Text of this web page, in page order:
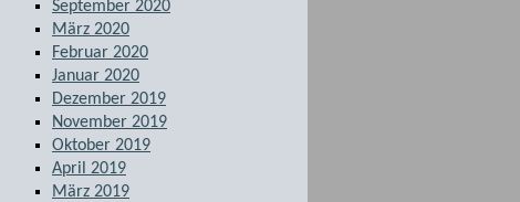
September 2020
März 2020
Februar 2020
Januar 2020
Dezember 2019
November 2019
Oktober 2019
April 2019
März 2019